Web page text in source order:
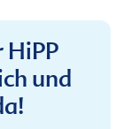
HiPP
und